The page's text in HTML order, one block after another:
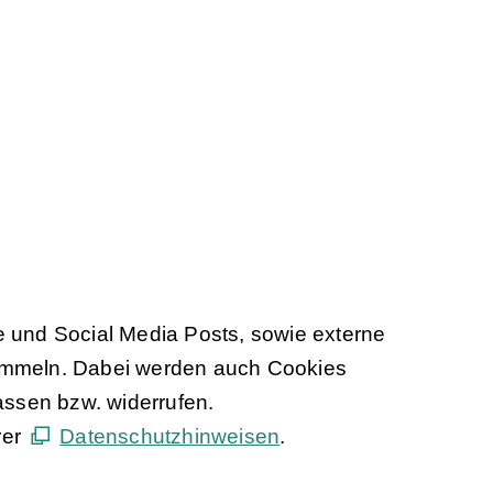
Social Media Posts, sowie externe
Dabei werden auch Cookies
bzw. widerrufen.
Datenschutzhinweisen.